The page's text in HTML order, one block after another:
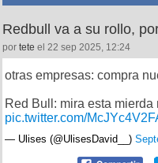
Redbull va a su rollo,
por tete el 22 sep 2025, 12:24
otras empresas: compra
Red Bull: mira esta mierda
pic.twitter.com/
— Ulises (@UlisesDavid__)